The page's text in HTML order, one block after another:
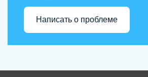
Написать о проблеме